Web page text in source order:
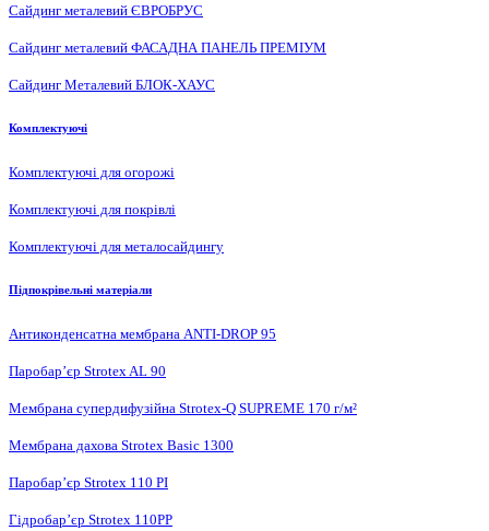
Сайдинг металевий ЄВРОБРУС
Сайдинг металевий ФАСАДНА ПАНЕЛЬ ПРЕМІУМ
Сайдинг Металевий БЛОК-ХАУС
Комплектуючі
Комплектуючі для огорожі
Комплектуючі для покрівлі
Комплектуючі для металосайдингу
Підпокрівельні матеріали
Антиконденсатна мембрана ANTI-DROP 95
Паробар’єр Strotex AL 90
Мембрана супердифузійна Strotex-Q SUPREME 170 г/м²
Мембрана дахова Strotex Basic 1300
Паробар’єр Strotex 110 PI
Гідробар’єр Strotex 110PP